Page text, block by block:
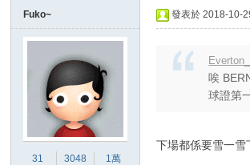
Fuko~
31
3048
1萬
發表於 2018-10-
唉
球證第
下場都係要雪一雪